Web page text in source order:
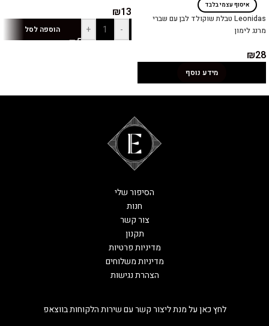
איסוף עצמי בלבד
Leonidas טבלת שוקולד לבן עם שברי
מרנג לימון
₪28
מידע נוסף
₪13
-
+ הוספה לסל
לחץ כאן על מנת ליצור קשר עם שירות הלקוחות בווצאפ
הסיפור שלי
חנות
צור קשר
תקנון
מדיניות פרטיות
מדיניות משלוחים
הצהרת נגישות